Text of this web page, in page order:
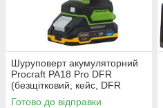
Шуруповерт акумуляторний
Procraft PA18 Pro DFR
(безщітковий, кейс, DFR
патрон, 1 АКБ 2 Аг та ЗП)
Готово до відправки